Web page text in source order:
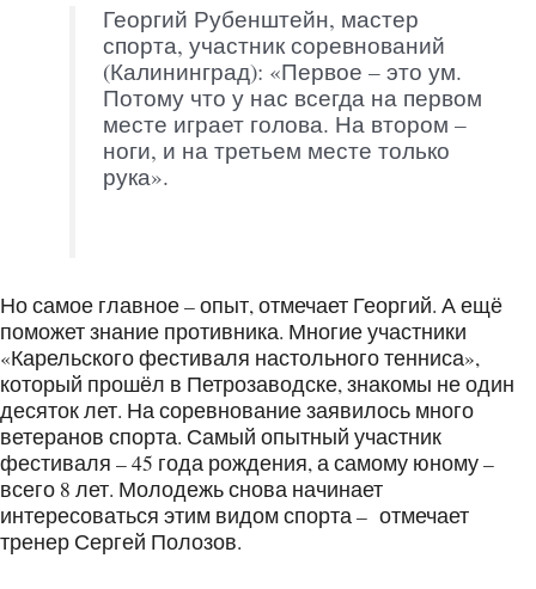
Георгий Рубенштейн, мастер
спорта, участник соревнований
(Калининград): «Первое – это ум.
Потому что у нас всегда на первом
месте играет голова. На втором –
ноги, и на третьем месте только
рука».
Но самое главное – опыт, отмечает Георгий. А ещё
поможет знание противника. Многие участники
«Карельского фестиваля настольного тенниса»,
который прошёл в Петрозаводске, знакомы не один
десяток лет. На соревнование заявилось много
ветеранов спорта. Самый опытный участник
фестиваля – 45 года рождения, а самому юному –
всего 8 лет. Молодежь снова начинает
интересоваться этим видом спорта – отмечает
тренер Сергей Полозов.